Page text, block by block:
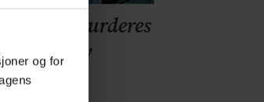
og for
må vurderes